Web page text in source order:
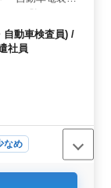
安心して働
迎（50代の技
る方優遇☆
自動車検査員) /
社員
なめ